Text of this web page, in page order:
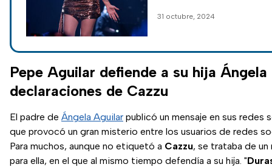
argentina habló sobre su
31 octubre, 2024
Pepe Aguilar defiende a su hija
declaraciones de Cazzu
El padre de Ángela Aguilar publicó un mensaje en sus redes
que provocó un gran misterio entre los usuarios de redes
Para muchos, aunque no etiquetó a Cazzu, se trataba de un
para ella, en el que al mismo tiempo defendía a su hija. "